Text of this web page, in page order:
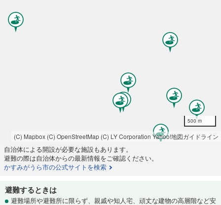
500 m
(C) Mapbox (C) OpenStreetMap (C) LY Corporation Yahoo!地図ガイドライン
自治体による開設が必要な施設もあります。
避難の際は自治体からの最新情報をご確認ください。
かすみがうら市の公式サイトを検索
避難するときは
避難場所や避難所に限らず、親戚や知人宅、頑丈な建物の高層階など安